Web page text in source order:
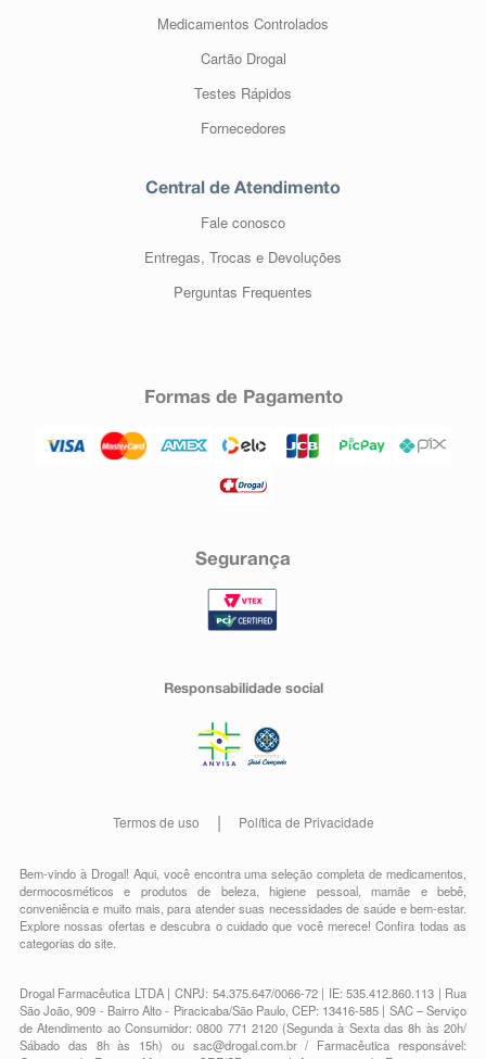
Medicamentos Controlados
Cartão Drogal
Testes Rápidos
Fornecedores
Central de Atendimento
Fale conosco
Entregas, Trocas e Devoluções
Perguntas Frequentes
Formas de Pagamento
Segurança
Responsabilidade social
Termos de uso Política de Privacidade
Bem-vindo à Drogal! Aqui, você encontra uma seleção completa demedicamentos
dermocosméticos e produtos de beleza,higiene pessoal,mamãe e bebê
conveniênciae muito mais, para atender suas necessidades de saúde e bem-estar.
Explore nossas ofertas e descubra o cuidado que você merece!Confira todas as
categorias do site.
Drogal Farmacêutica LTDA | CNPJ: 54.375.647/0066-72 | IE: 535.412.860.113 | Rua
São João, 909 - Bairro Alto - Piracicaba/São Paulo, CEP: 13416-585 | SAC – Serviço
de Atendimento ao Consumidor: 0800 771 2120 (Segunda à Sexta das 8h às 20h/
Sábado das 8h às 15h) ou sac@drogal.com.br/ Farmacêutica responsável: